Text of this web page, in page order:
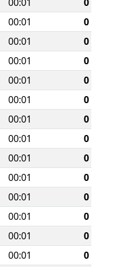
00:01
0
00:01
0
00:01
0
00:01
0
00:01
0
00:01
0
00:01
0
00:01
0
00:01
0
00:01
0
00:01
0
00:01
0
00:01 0